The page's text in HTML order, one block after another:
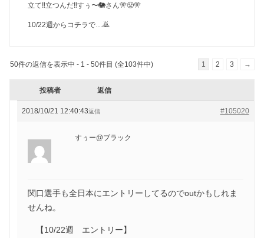
立て‼️立つんだ‼️すぅ〜🐘さん🎌😤🎌
10/22週からコチラで…🙇
50件の返信を表示中 - 1 - 50件目 (全103件中) 1 2 3 →
投稿者 返信
2018/10/21 12:40:43 #105020
返信
すぅー@ブラック
関口選手も全日本にエントリーしてるのでoutかもしれま
せんね。
【10/22週 エントリー】